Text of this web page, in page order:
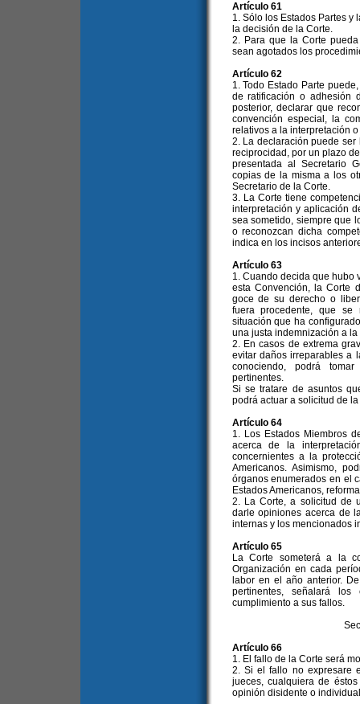
Artículo 61
1. Sólo los Estados Partes y
la decisión de la Corte.
2. Para que la Corte
sean agotados los
Artículo 62
1. Todo Estado Parte
de ratificación o adhesión
posterior, declarar que
convención especial, la
relativos a la interpretación
2. La declaración puede
reciprocidad, por un plazo
presentada al Secretario
copias de la misma a los
Secretario de la Corte.
3. La Corte tiene
interpretación y aplicación
sea sometido, siempre que
o reconozcan dicha
indica en los incisos
Artículo 63
1. Cuando decida que hubo
esta Convención, la Corte
goce de su derecho o
fuera procedente, que
situación que ha
una justa indemnización a
2. En casos de extrema
evitar daños irreparables a
conociendo, podrá
pertinentes.
Si se tratare de asuntos
podrá actuar a solicitud de
Artículo 64
1. Los Estados Miembros
acerca de la
concernientes a la
Americanos. Asimismo,
órganos enumerados en el
Estados Americanos,
2. La Corte, a solicitud de
darle opiniones acerca de
internas y los mencionados
Artículo 65
La Corte someterá a la
Organización en cada
labor en el año anterior.
pertinentes, señalará
cumplimiento a sus fallos.
Artículo 66
1. El fallo de la Corte será
2. Si el fallo no expresare
jueces, cualquiera de
opinión disidente o